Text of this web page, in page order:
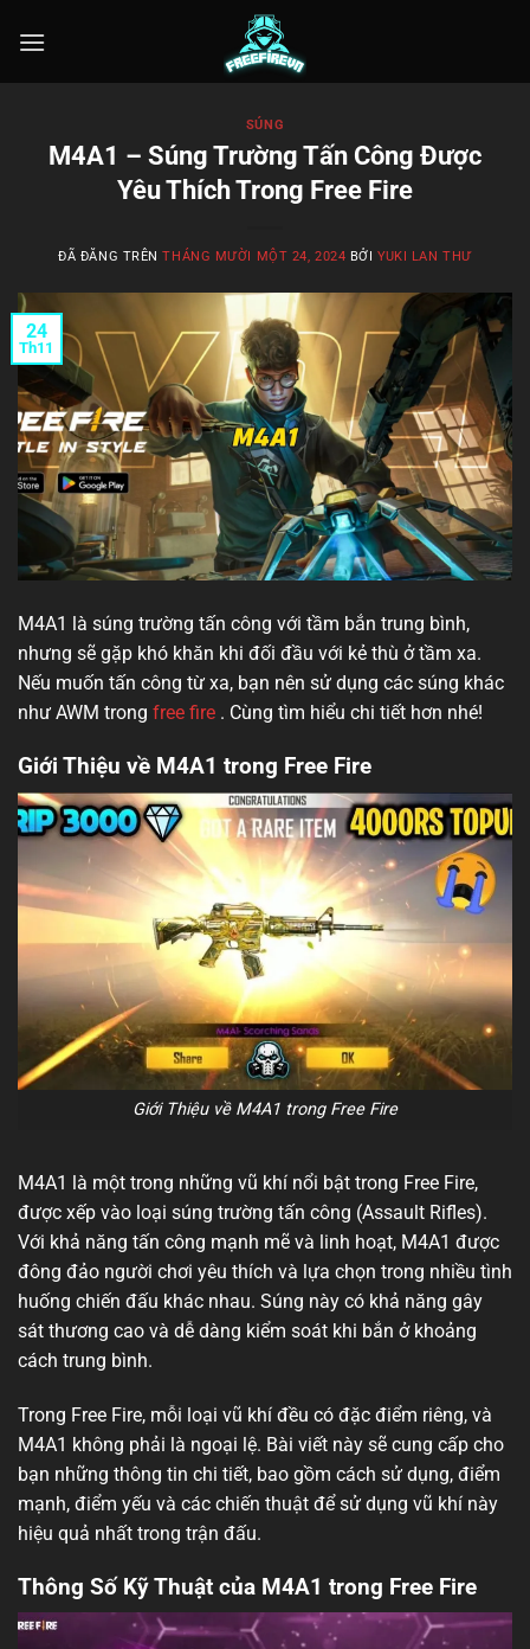
đến
SÚNG
M4A1 – Súng Trường Tấn Công Được
Yêu Thích Trong Free Fire
ĐÃ ĐĂNG TRÊNTHÁNG MƯỜI MỘT 24, 2024 BỞIYUKI LAN THƯ
24
Th11
M4A1 là súng trường tấn công với tầm bắn trung bình,
nhưng sẽ gặp khó khăn khi đối đầu với kẻ thù ở tầm xa.
Nếu muốn tấn công từ xa, bạn nên sử dụng các súng khác
như AWM trong free fire . Cùng tìm hiểu chi tiết hơn nhé!
Giới Thiệu về M4A1 trong Free Fire
Giới Thiệu về M4A1 trong Free Fire
M4A1 là một trong những vũ khí nổi bật trong Free Fire,
được xếp vào loại súng trường tấn công (Assault Rifles).
Với khả năng tấn công mạnh mẽ và linh hoạt, M4A1 được
đông đảo người chơi yêu thích và lựa chọn trong nhiều tình
huống chiến đấu khác nhau. Súng này có khả năng gây
sát thương cao và dễ dàng kiểm soát khi bắn ở khoảng
cách trung bình.
Trong Free Fire, mỗi loại vũ khí đều có đặc điểm riêng, và
M4A1 không phải là ngoại lệ. Bài viết này sẽ cung cấp cho
bạn những thông tin chi tiết, bao gồm cách sử dụng, điểm
mạnh, điểm yếu và các chiến thuật để sử dụng vũ khí này
hiệu quả nhất trong trận đấu.
Thông Số Kỹ Thuật của M4A1 trong Free Fire